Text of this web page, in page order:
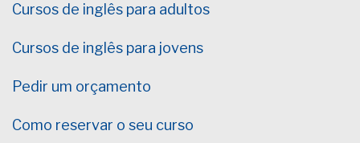
Cursos de inglês para adultos
Cursos de inglês para jovens
Pedir um orçamento
Como reservar o seu curso